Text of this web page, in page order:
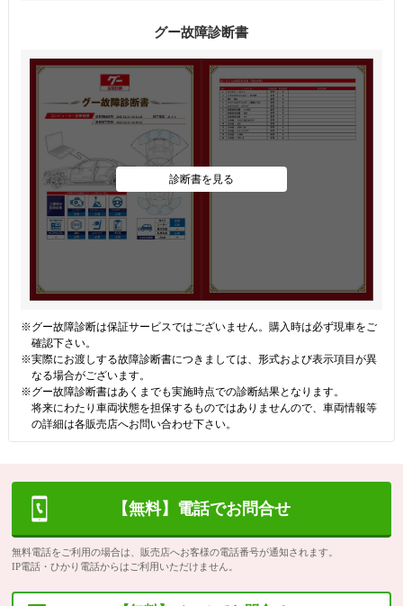
グー故障診断書
診断書を見る
※グー故障診断は保証サービスではございません。購入時は必ず現車をご
確認下さい。
※実際にお渡しする故障診断書につきましては、形式および表示項目が異
なる場合がございます。
※グー故障診断書はあくまでも実施時点での診断結果となります。
将来にわたり車両状態を担保するものではありませんので、車両情報等
の詳細は各販売店へお問い合わせ下さい。
【無料】電話でお問合せ
無料電話をご利用の場合は、販売店へお客様の電話番号が通知されます。
IP電話・ひかり電話からはご利用いただけません。